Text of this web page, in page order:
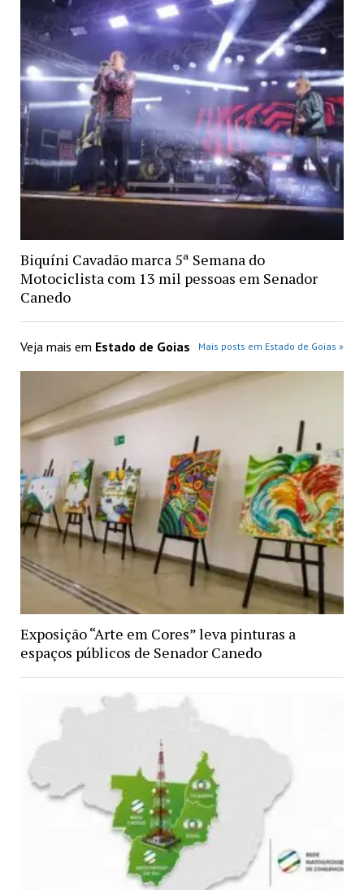
Biquíni Cavadão marca 5ª Semana do
Motociclista com 13 mil pessoas em Senador
Canedo
Veja mais em Estado de Goias Mais posts em Estado de Goias »
Exposição “Arte em Cores” leva pinturas a
espaços públicos de Senador Canedo